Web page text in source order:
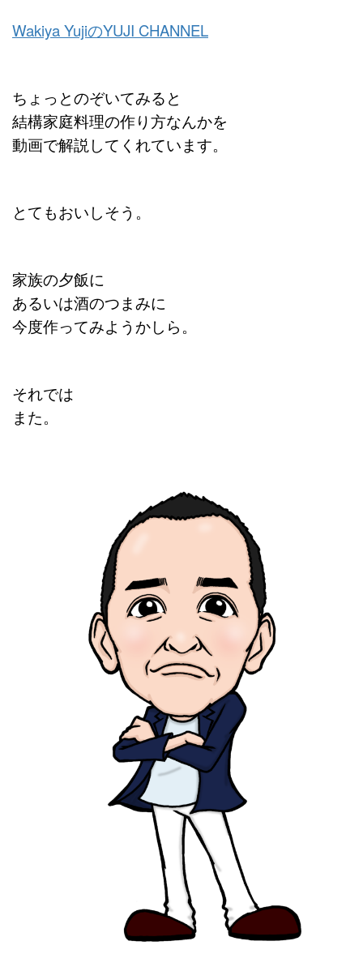
Wakiya YujiのYUJI CHANNEL
ちょっとのぞいてみると
結構家庭料理の作り方なんかを
動画で解説してくれています。
とてもおいしそう。
家族の夕飯に
あるいは酒のつまみに
今度作ってみようかしら。
それでは
また。